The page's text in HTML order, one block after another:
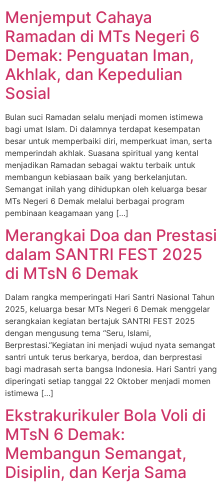
Menjemput Cahaya
Ramadan di MTs Negeri 6
Demak: Penguatan Iman,
Akhlak, dan Kepedulian
Sosial
Bulan suci Ramadan selalu menjadi momen istimewa
bagi umat Islam. Di dalamnya terdapat kesempatan
besar untuk memperbaiki diri, memperkuat iman, serta
memperindah akhlak. Suasana spiritual yang kental
menjadikan Ramadan sebagai waktu terbaik untuk
membangun kebiasaan baik yang berkelanjutan.
Semangat inilah yang dihidupkan oleh keluarga besar
MTs Negeri 6 Demak melalui berbagai program
pembinaan keagamaan yang […]
Merangkai Doa dan Prestasi
dalam SANTRI FEST 2025
di MTsN 6 Demak
Dalam rangka memperingati Hari Santri Nasional Tahun
2025, keluarga besar MTs Negeri 6 Demak menggelar
serangkaian kegiatan bertajuk SANTRI FEST 2025
dengan mengusung tema “Seru, Islami,
Berprestasi.”Kegiatan ini menjadi wujud nyata semangat
santri untuk terus berkarya, berdoa, dan berprestasi
bagi madrasah serta bangsa Indonesia. Hari Santri yang
diperingati setiap tanggal 22 Oktober menjadi momen
istimewa […]
Ekstrakurikuler Bola Voli di
MTsN 6 Demak:
Membangun Semangat,
Disiplin, dan Kerja Sama